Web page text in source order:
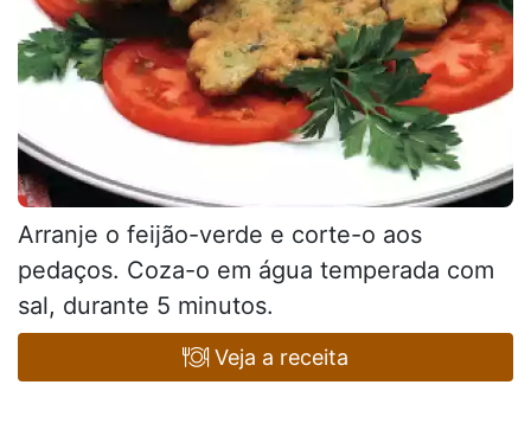
Arranje o feijão-verde e corte-o aos
pedaços. Coza-o em água temperada com
sal, durante 5 minutos.
Veja a receita